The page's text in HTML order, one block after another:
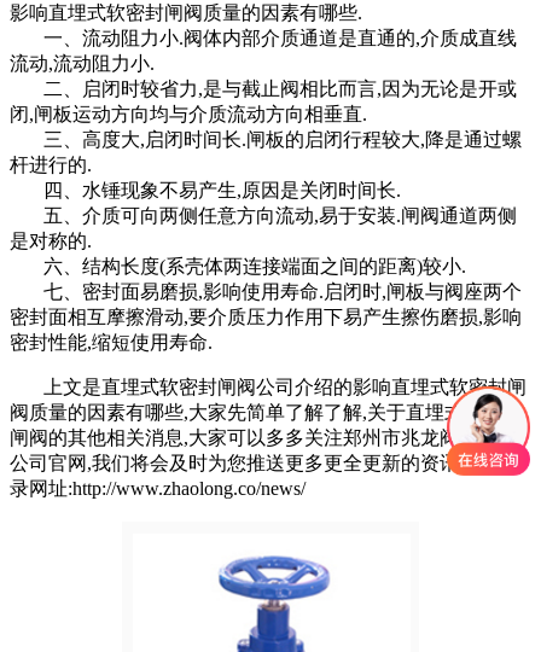
影响直埋式软密封闸阀质量的因素有哪些.
一、流动阻力小.阀体内部介质通道是直通的,介质成直线
流动,流动阻力小.
二、启闭时较省力,是与截止阀相比而言,因为无论是开或
闭,闸板运动方向均与介质流动方向相垂直.
三、高度大,启闭时间长.闸板的启闭行程较大,降是通过螺
杆进行的.
四、水锤现象不易产生,原因是关闭时间长.
五、介质可向两侧任意方向流动,易于安装.闸阀通道两侧
是对称的.
六、结构长度(系壳体两连接端面之间的距离)较小.
七、密封面易磨损,影响使用寿命.启闭时,闸板与阀座两个
密封面相互摩擦滑动,要介质压力作用下易产生擦伤磨损,影响
密封性能,缩短使用寿命.
上文是直埋式软密封闸阀公司介绍的影响直埋式软密封闸
阀质量的因素有哪些,大家先简单了解了解,关于直埋式软密封
闸阀的其他相关消息,大家可以多多关注郑州市兆龙阀门有限
公司官网,我们将会及时为您推送更多更全更新的资讯.网站登
录网址:http://www.zhaolong.co/news/